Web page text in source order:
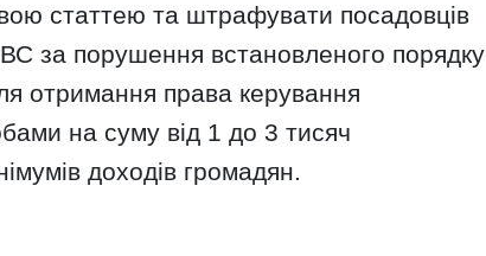
статтею та штрафувати посадовців
за порушення встановленого порядку
отримання права керування
на суму від 1 до 3 тисяч
доходів громадян.